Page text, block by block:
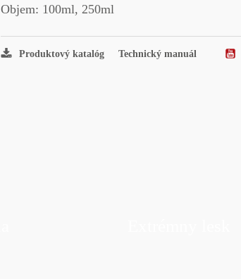
Objem: 100ml, 250ml
Produktový katalóg Technický manuál